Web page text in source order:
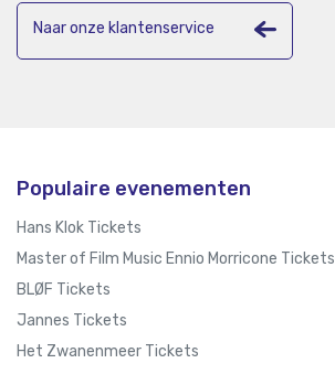
Naar onze klantenservice
Populaire evenementen
Hans Klok Tickets
Master of Film Music Ennio Morricone Tickets
BLØF Tickets
Jannes Tickets
Het Zwanenmeer Tickets